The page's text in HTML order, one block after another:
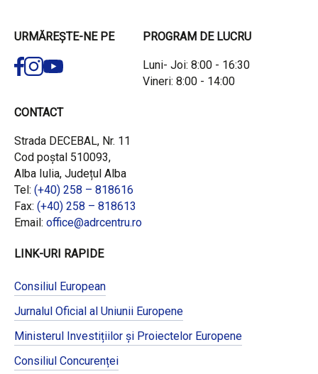
URMĂREȘTE-NE PE PROGRAM DE LUCRU
Luni- Joi: 8:00 - 16:30
Vineri: 8:00 - 14:00
CONTACT
Strada DECEBAL, Nr. 11
Cod poștal 510093,
Alba Iulia, Județul Alba
Tel: (+40) 258 – 818616
Fax: (+40) 258 – 818613
Email: office@adrcentru.ro
LINK-URI RAPIDE
Consiliul European
Jurnalul Oficial al Uniunii Europene
Ministerul Investițiilor și Proiectelor Europene
Consiliul Concurenței